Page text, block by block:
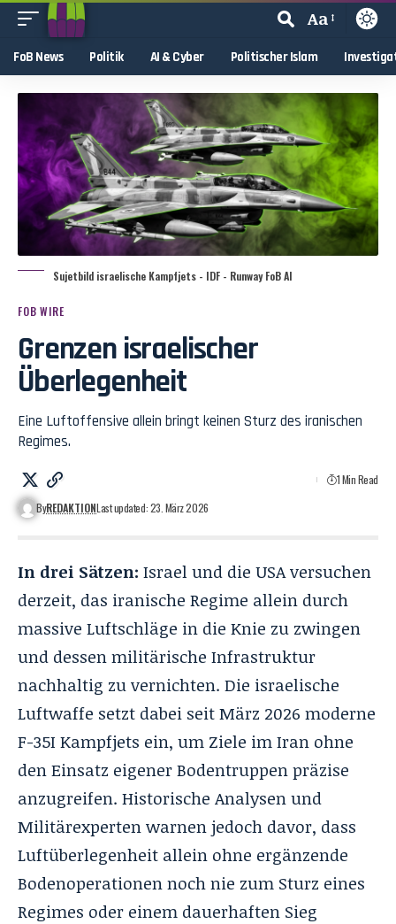
Aa
FoB News Politik AI & Cyber Politischer Islam
Sujetbild israelische Kampfjets - IDF - Runway FoB AI
FOB WIRE
Grenzen israelischer
Überlegenheit
Eine Luftoffensive allein bringt keinen Sturz des iranischen
Regimes.
ByREDAKTIONLast updated: 23. März 2026
1 Min Read
In drei Sätzen: Israel und die USA versuchen
derzeit, das iranische Regime allein durch
massive Luftschläge in die Knie zu zwingen
und dessen militärische Infrastruktur
nachhaltig zu vernichten. Die israelische
Luftwaffe setzt dabei seit März 2026 moderne
F-35I Kampfjets ein, um Ziele im Iran ohne
den Einsatz eigener Bodentruppen präzise
anzugreifen. Historische Analysen und
Militärexperten warnen jedoch davor, dass
Luftüberlegenheit allein ohne ergänzende
Bodenoperationen noch nie zum Sturz eines
Regimes oder einem dauerhaften Sieg